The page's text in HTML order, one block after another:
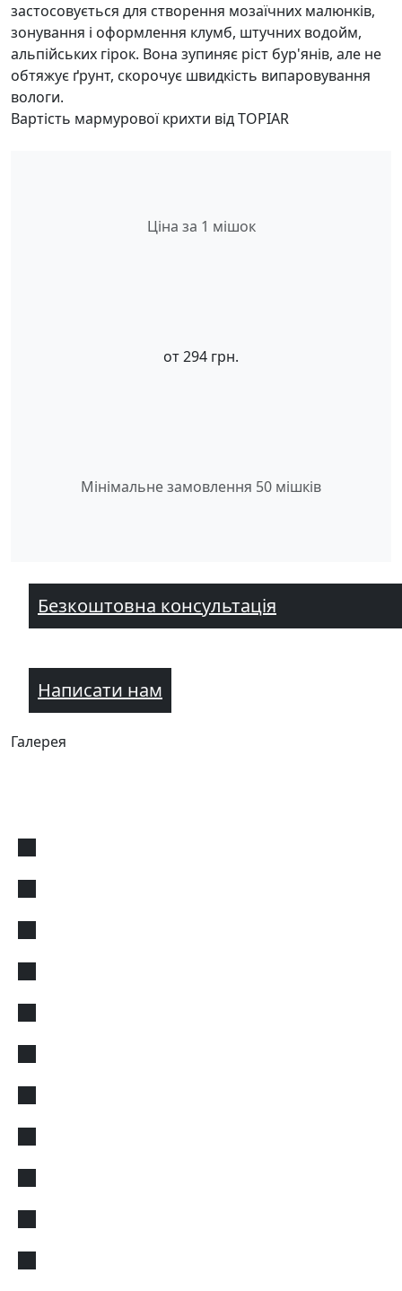
застосовується для створення мозаїчних малюнків,
зонування і оформлення клумб, штучних водойм,
альпійських гірок. Вона зупиняє ріст бур'янів, але не
обтяжує ґрунт, скорочує швидкість випаровування
вологи.
Вартість мармурової крихти від TOPIAR
Ціна за 1 мішок
от294 грн.
Мінімальне замовлення 50 мішків
Безкоштовна консультація
Написати нам
Галерея